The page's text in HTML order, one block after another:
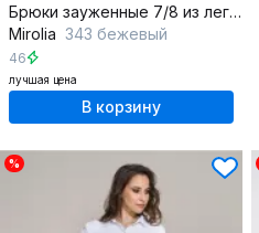
Брюки зауженные 7/8 из легкого джинса с эластиком
Mirolia 343 бежевый
46
лучшая цена
В корзину
%